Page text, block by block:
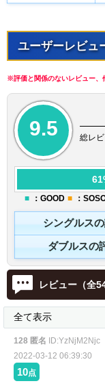
ユーザーレビュ
※評価と関係のないレビュー、
9.5 総レ
■ ：GOOD ■ ：
シングルス
ダブルスの
レビュー（全
128 匿名 ID:YzNjM2Njc
2022-03-12 06:39:30
10点